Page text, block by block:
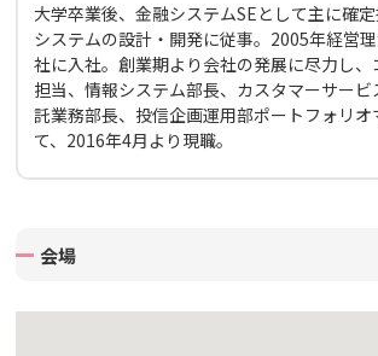
大学卒業後、金融システムSEとして主に確定
システムの設計・開発に従事。2005年経営
社に入社。創業期より会社の発展に尽力し、
担当、情報システム部長、カスタマーサー
託業務部長、投信企画運用部ポートフォリ
て、2016年4月より現職。
会場